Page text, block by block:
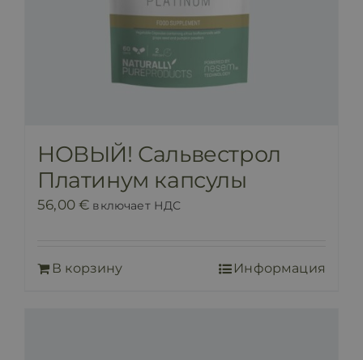
НОВЫЙ! Сальвестрол
Платинум капсулы
56,00€ включает НДС
В корзину Информация